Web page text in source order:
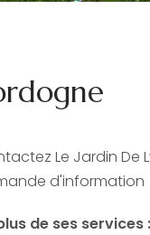
Le Jardin De
d'information
de ses services :